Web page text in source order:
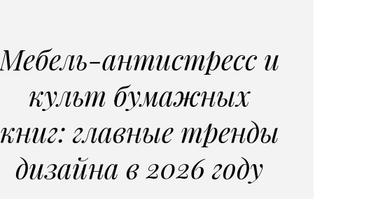
Мебель-антистресс и
культ бумажных
книг: главные тренды
дизайна в 2026 году